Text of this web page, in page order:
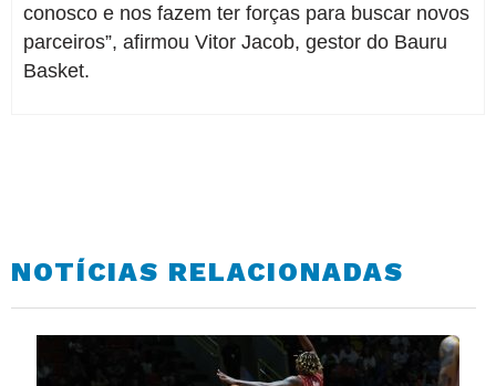
conosco e nos fazem ter forças para buscar novos
parceiros”, afirmou Vitor Jacob, gestor do Bauru
Basket.
NOTÍCIAS RELACIONADAS